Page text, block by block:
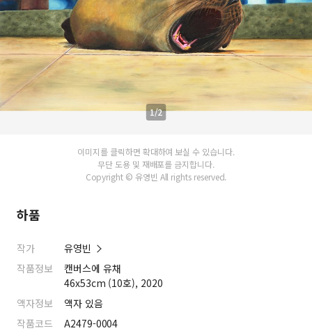
1/2
이미지를 클릭하면 확대하여 보실 수 있습니다.
무단 도용 및 재배포를 금지합니다.
Copyright © 유영빈 All rights reserved.
하품
작가
유영빈
작품정보
캔버스에 유채
46x53cm (10호), 2020
액자정보
액자 있음
작품코드
A2479-0004